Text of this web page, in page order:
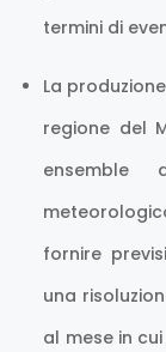
termini di
La
regione del
fornire
una
al mese in